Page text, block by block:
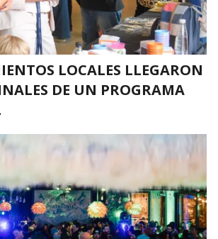
LOCALES LLEGARON
DE UN PROGRAMA